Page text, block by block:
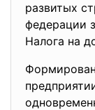
развитых
федерации
Налога на